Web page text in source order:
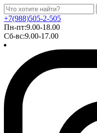
+7(988)505-2-505
Пн-пт:9.00-18.00
Сб-вс:9.00-17.00